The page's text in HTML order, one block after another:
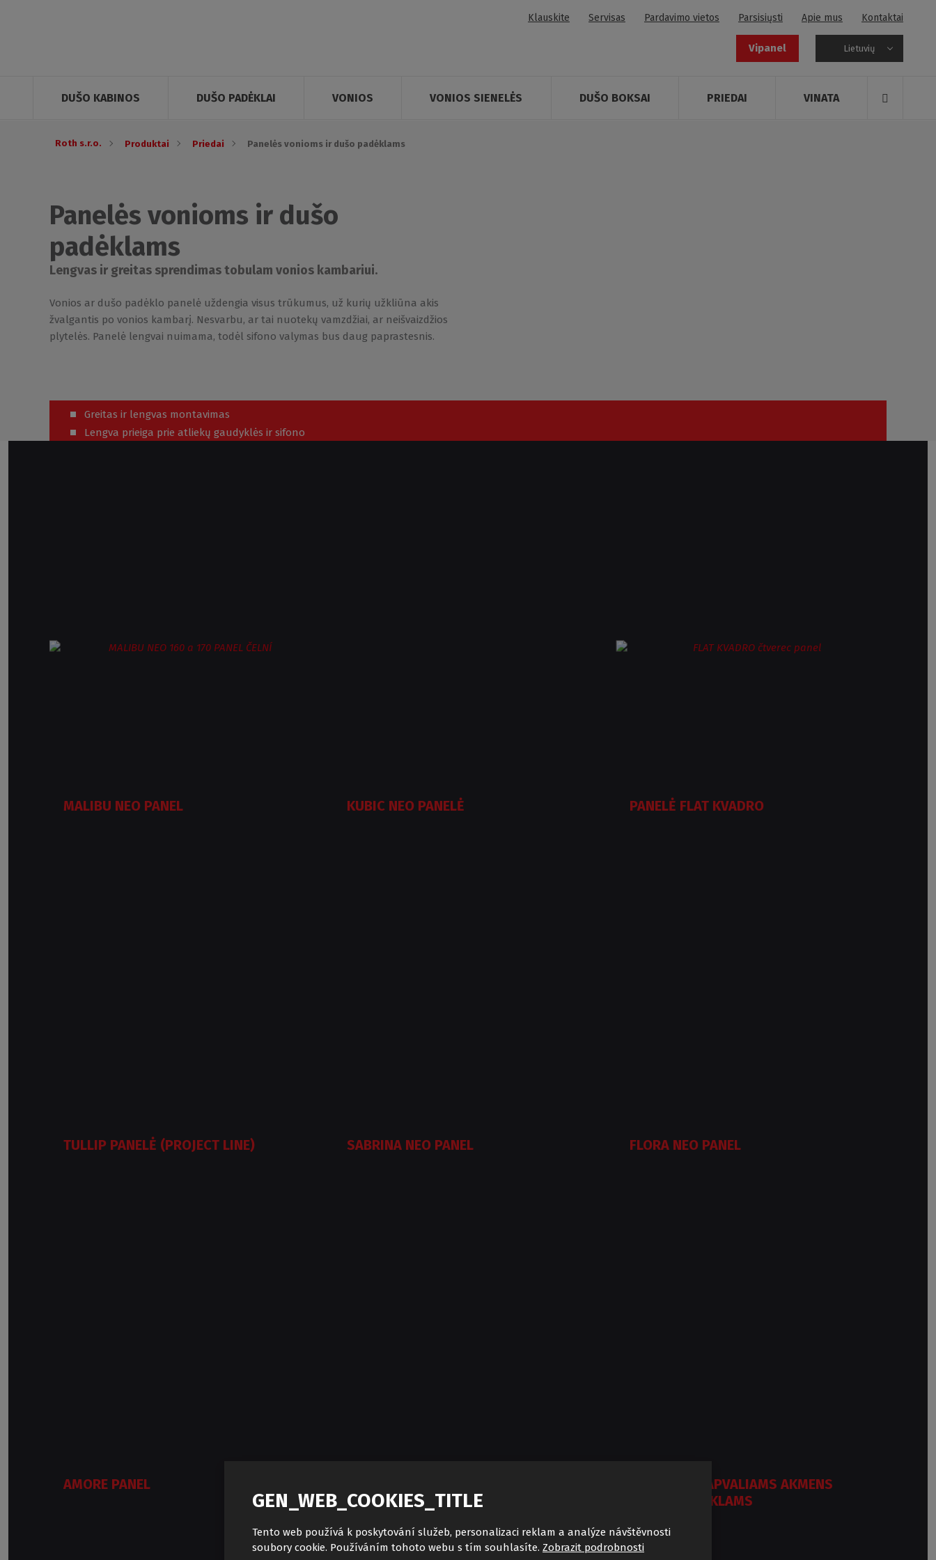
Klauskite Servisas Pardavimo vietos Parsisiųsti Apie mus Kontaktai
Vipanel Lietuvių
DUŠO KABINOS DUŠO PADĖKLAI VONIOS VONIOS SIENELĖS DUŠO BOKSAI PRIEDAI VINATA
Roth s.r.o. Produktai Priedai Panelės vonioms ir dušo padėklams
Panelės vonioms ir dušo
padėklams
Lengvas ir greitas sprendimas tobulam vonios kambariui.
Vonios ar dušo padėklo panelė uždengia visus trūkumus, už kurių užkliūna akis
žvalgantis po vonios kambarį. Nesvarbu, ar tai nuotekų vamzdžiai, ar neišvaizdžios
plytelės. Panelė lengvai nuimama, todėl sifono valymas bus daug paprastesnis.
Greitas ir lengvas montavimas
Lengva prieiga prie atliekų gaudyklės ir sifono
MALIBU NEO PANEL KUBIC NEO PANELĖ PANELĖ FLAT KVADRO
TULLIP PANELĖ (PROJECT LINE) SABRINA NEO PANEL FLORA NEO PANEL
AMORE PANEL
PANELĖ PUSAPVALIAMS AKMENS
MASĖS PADĖKLAMS
GEN_WEB_COOKIES_TITLE
Tento web používá k poskytování služeb, personalizaci reklam a analýze návštěvnosti
soubory cookie. Používáním tohoto webu s tím souhlasíte. Zobrazit podrobnosti